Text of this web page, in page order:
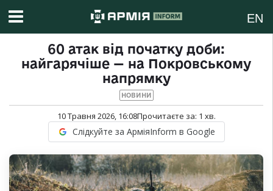
EN
60 атак від початку доби:
найгарячіше — на Покровському
напрямку
НОВИНИ
10 Травня 2026, 16:08Прочитаєте за: 1 хв.
Слідкуйте за АрміяInform в Google